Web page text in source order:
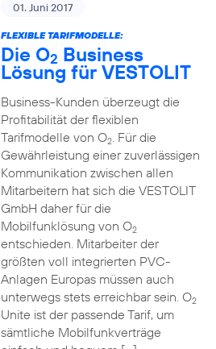
01. Juni 2017
FLEXIBLE TARIFMODELLE:
Die O2 Business
Lösung für VESTOLIT
Business-Kunden überzeugt die
Profitabilität der flexiblen
Tarifmodelle von O2. Für die
Gewährleistung einer zuverlässigen
Kommunikation zwischen allen
Mitarbeitern hat sich die VESTOLIT
GmbH daher für die
Mobilfunklösung von O2
entschieden. Mitarbeiter der
größten voll integrierten PVC-
Anlagen Europas müssen auch
unterwegs stets erreichbar sein. O2
Unite ist der passende Tarif, um
sämtliche Mobilfunkverträge